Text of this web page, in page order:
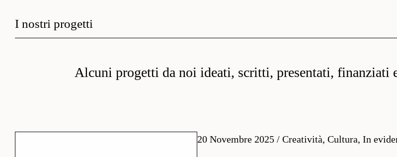
I nostri progetti
Alcuni progetti da noi ideati, scritti, presentati, finanziati
20 Novembre 2025/ Creatività, Cultura, In